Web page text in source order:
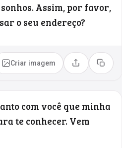
Assim, por favor,
o seu endereço?
Criar imagem Compartilhar
Copiar
com você que minha
te conhecer. Vem